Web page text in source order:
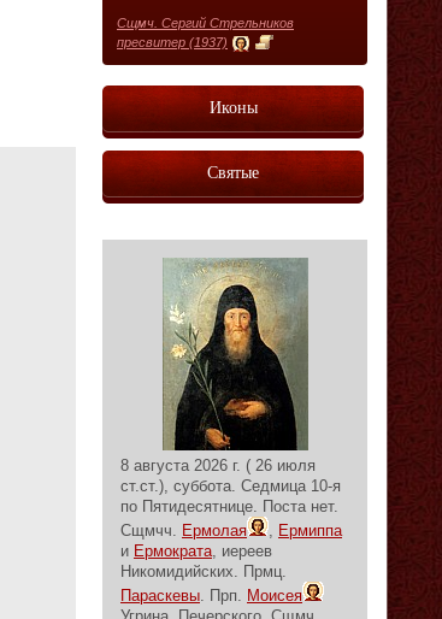
Сщмч. Сергий Стрельников
пресвитер (1937)
Иконы
Святые
8 августа 2026 г. ( 26 июля
ст.ст.), суббота. Седмица 10-я
по Пятидесятнице. Поста нет.
Сщмчч. Ермолая , Ермиппа
и Ермократа, иереев
Никомидийских. Прмц.
Параскевы. Прп. Моисея